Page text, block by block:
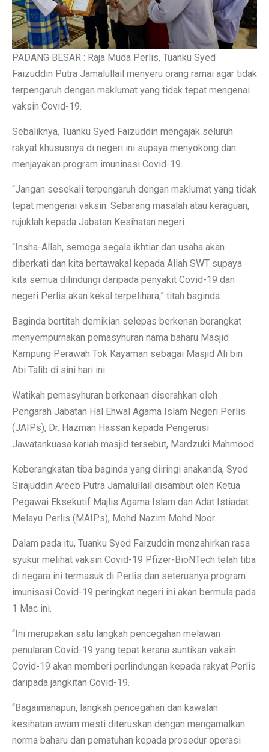
PADANG BESAR : Raja Muda Perlis, Tuanku Syed
Faizuddin Putra Jamalullail menyeru orang ramai agar tidak
terpengaruh dengan maklumat yang tidak tepat mengenai
vaksin Covid-19.
Sebaliknya, Tuanku Syed Faizuddin mengajak seluruh
rakyat khususnya di negeri ini supaya menyokong dan
menjayakan program imuninasi Covid-19.
“Jangan sesekali terpengaruh dengan maklumat yang tidak
tepat mengenai vaksin. Sebarang masalah atau keraguan,
rujuklah kepada Jabatan Kesihatan negeri.
“Insha-Allah, semoga segala ikhtiar dan usaha akan
diberkati dan kita bertawakal kepada Allah SWT supaya
kita semua dilindungi daripada penyakit Covid-19 dan
negeri Perlis akan kekal terpelihara,” titah baginda.
Baginda bertitah demikian selepas berkenan berangkat
menyempurnakan pemasyhuran nama baharu Masjid
Kampung Perawah Tok Kayaman sebagai Masjid Ali bin
Abi Talib di sini hari ini.
Watikah pemasyhuran berkenaan diserahkan oleh
Pengarah Jabatan Hal Ehwal Agama Islam Negeri Perlis
(JAIPs), Dr. Hazman Hassan kepada Pengerusi
Jawatankuasa kariah masjid tersebut, Mardzuki Mahmood.
Keberangkatan tiba baginda yang diiringi anakanda, Syed
Sirajuddin Areeb Putra Jamalullail disambut oleh Ketua
Pegawai Eksekutif Majlis Agama Islam dan Adat Istiadat
Melayu Perlis (MAIPs), Mohd Nazim Mohd Noor.
Dalam pada itu, Tuanku Syed Faizuddin menzahirkan rasa
syukur melihat vaksin Covid-19 Pfizer-BioNTech telah tiba
di negara ini termasuk di Perlis dan seterusnya program
imunisasi Covid-19 peringkat negeri ini akan bermula pada
1 Mac ini.
“Ini merupakan satu langkah pencegahan melawan
penularan Covid-19 yang tepat kerana suntikan vaksin
Covid-19 akan memberi perlindungan kepada rakyat Perlis
daripada jangkitan Covid-19.
“Bagaimanapun, langkah pencegahan dan kawalan
kesihatan awam mesti diteruskan dengan mengamalkan
norma baharu dan pematuhan kepada prosedur operasi